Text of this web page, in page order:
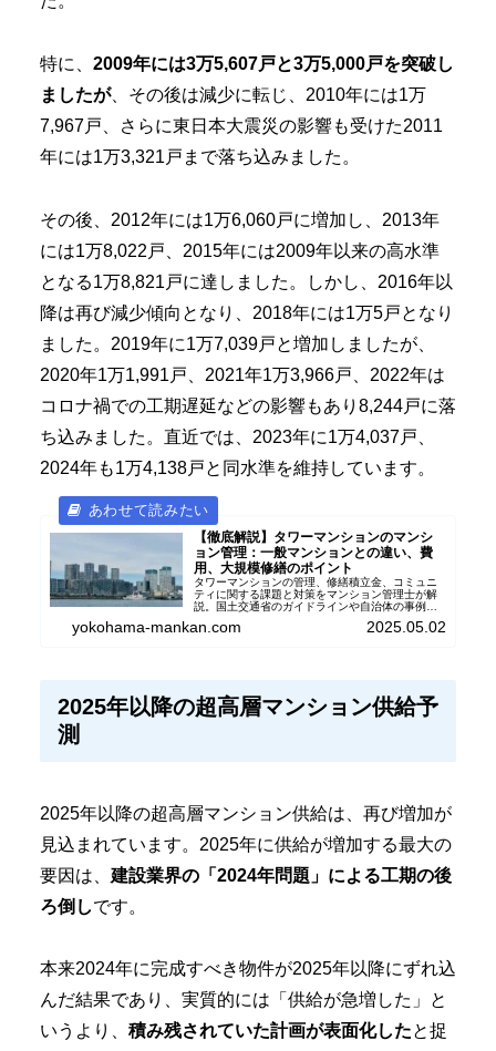
特に、 2009年には3万5,607戸と3万5,000戸を突破し
ましたが、その後は減少に転じ、2010年には1万
7,967戸、さらに東日本大震災の影響も受けた2011
年には1万3,321戸まで落ち込みました。
その後、2012年には1万6,060戸に増加し、2013年
には1万8,022戸、2015年には2009年以来の高水準
となる1万8,821戸に達しました。しかし、2016年以
降は再び減少傾向となり、2018年には1万5戸となり
ました。2019年に1万7,039戸と増加しましたが、
2020年1万1,991戸、2021年1万3,966戸、2022年は
コロナ禍での工期遅延などの影響もあり8,244戸に落
ち込みました。直近では、2023年に1万4,037戸、
2024年も1万4,138戸と同水準を維持しています。
【徹底解説】タワーマンションのマンシ
ョン管理：一般マンションとの違い、費
用、大規模修繕のポイント
タワーマンションの管理、修繕積立金、コミュニ
ティに関する課題と対策をマンション管理士が解
説。国土交通省のガイドラインや自治体の事例も
ョン生活を送るための重要なポイントを紹介しま
yokohama-mankan.com 2025.05.02
2025年以降の超高層マンション供給予
測
2025年以降の超高層マンション供給は、再び増加が
見込まれています。2025年に供給が増加する最大の
要因は、 建設業界の「2024年問題」による工期の後
ろ倒しです。
本来2024年に完成すべき物件が2025年以降にずれ込
んだ結果であり、実質的には「供給が急増した」と
いうより、 積み残されていた計画が表面化したと捉